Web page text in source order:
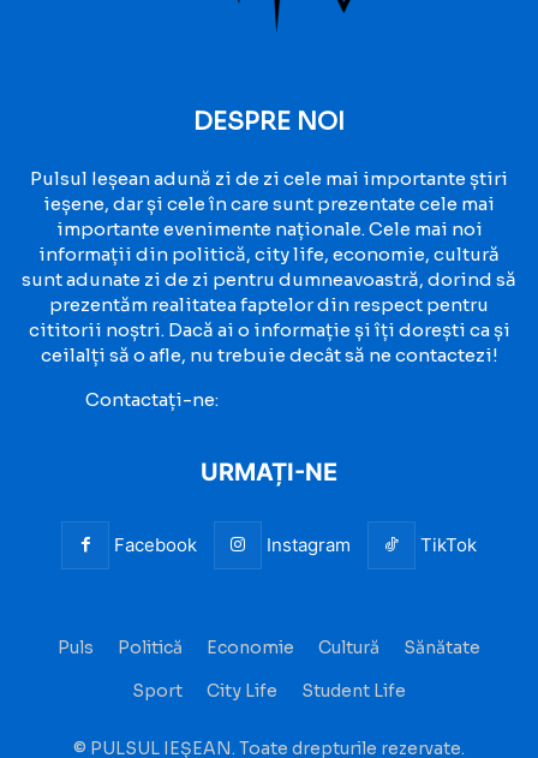
DESPRE NOI
Pulsul Ieșean adună zi de zi cele mai importante știri
ieșene, dar și cele în care sunt prezentate cele mai
importante evenimente naționale. Cele mai noi
informații din politică, city life, economie, cultură
sunt adunate zi de zi pentru dumneavoastră, dorind să
prezentăm realitatea faptelor din respect pentru
cititorii noștri. Dacă ai o informație și îți dorești ca și
ceilalți să o afle, nu trebuie decât să ne contactezi!
Contactați-ne:
URMAȚI-NE
Facebook Instagram TikTok
Puls Politică Economie Cultură
Sănătate
Sport
City Life Student Life
© PULSUL IEȘEAN. Toate drepturile rezervate.